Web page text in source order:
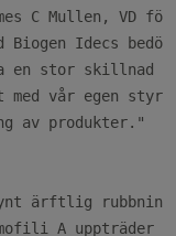
C Mullen, VD
Biogen Idecs
en stor
med vår egen
av produkter."
ärftlig rubbning
A